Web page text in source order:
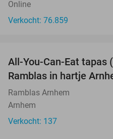
Online
Verkocht: 76.859
All-You-Can-Eat tapas
Ramblas in hartje
Ramblas Arnhem
Arnhem
Verkocht: 137